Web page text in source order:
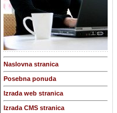
Naslovna stranica
Posebna ponuda
Izrada web stranica
Izrada CMS stranica